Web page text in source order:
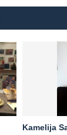
Kamelija